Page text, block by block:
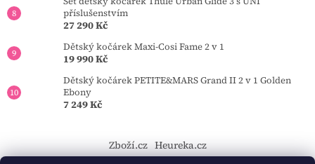
příslušenstvím
27 290 Kč
Dětský kočárek Maxi-Cosi Fame 2 v 1
19 990 Kč
Dětský kočárek PETITE&MARS Grand II 2 v 1 Golden
Ebony
7 249 Kč
Zboží.cz Heureka.cz